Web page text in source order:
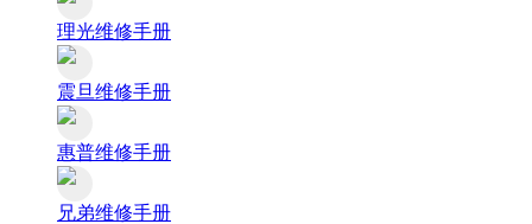
理光维修手册
震旦维修手册
惠普维修手册
兄弟维修手册